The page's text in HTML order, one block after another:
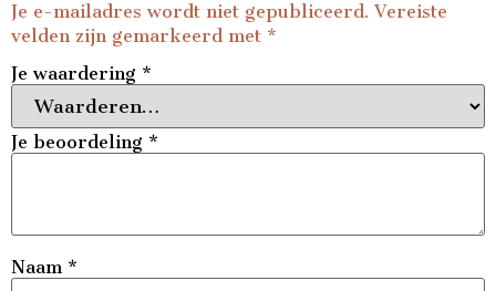
Je e-mailadres wordt niet gepubliceerd. Vereiste
velden zijn gemarkeerd met *
Je waardering *
Je beoordeling *
Naam *